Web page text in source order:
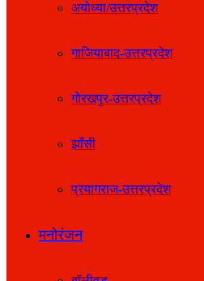
अयोध्या/उत्तरप्रदेश
गाजियाबाद-उत्तरप्रदेश
गोरखपुर-उत्तरप्रदेश
झाँसी
प्रयागराज-उत्तरप्रदेश
मनोरंजन